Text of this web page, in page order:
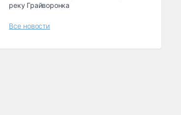
реку Грайворонка
Все новости